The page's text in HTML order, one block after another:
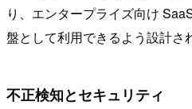
り、エンタープライズ向け
盤として利用できるよう設計さ
不正検知とセキュリティ